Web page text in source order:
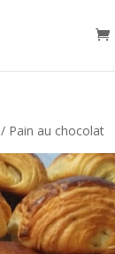
/ Pain au chocolat